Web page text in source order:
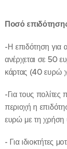
Ποσό
-Η επιδότηση για
ανέρχεται σε 50
κάρτας (40 ευρώ
-Για τους πολίτες
περιοχή η
ευρώ με τη χρήση
- Για ιδιοκτήτες